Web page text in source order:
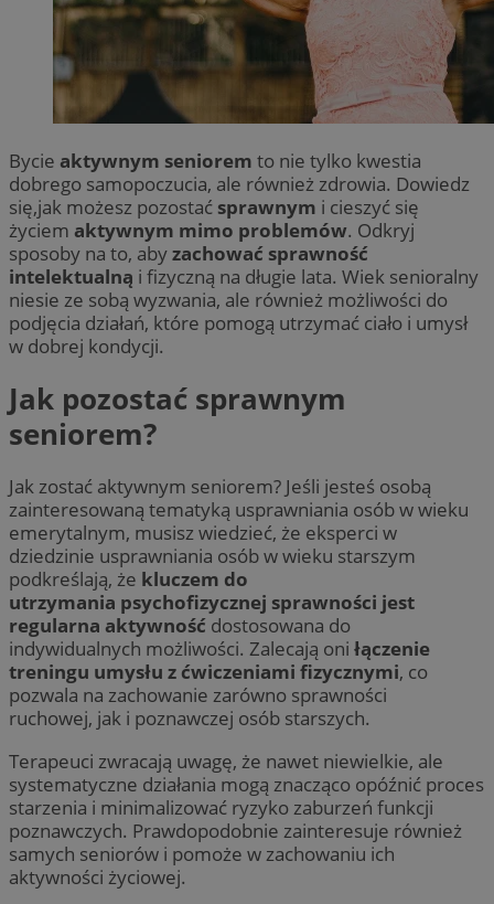
Bycie aktywnym seniorem to nie tylko kwestia
dobrego samopoczucia, ale również zdrowia. Dowiedz
się,jak możesz pozostać sprawnym i cieszyć się
życiem aktywnym mimo problemów. Odkryj
sposoby na to, abyzachować sprawność
intelektualną i fizyczną na długie lata. Wiek senioralny
niesie ze sobą wyzwania, ale również możliwości do
podjęcia działań, które pomogą utrzymać ciało i umysł
w dobrej kondycji.
Jak pozostać sprawnym
seniorem?
Jak zostać aktywnym seniorem? Jeśli jesteś osobą
zainteresowaną tematyką usprawniania osób w wieku
emerytalnym, musisz wiedzieć, że eksperci w
dziedzinie usprawniania osób w wieku starszym
podkreślają, że kluczem do
utrzymania psychofizycznej sprawności jest
regularna aktywność dostosowana do
indywidualnych możliwości. Zalecają oni łączenie
treningu umysłu z ćwiczeniami fizycznymi, co
pozwala na zachowanie zarówno sprawności
ruchowej, jak i poznawczej osób starszych.
Terapeuci zwracają uwagę, że nawet niewielkie, ale
systematyczne działania mogą znacząco opóźnić proces
starzenia i minimalizować ryzyko zaburzeń funkcji
poznawczych. Prawdopodobnie zainteresuje również
samych seniorów i pomoże w zachowaniu ich
aktywności życiowej.